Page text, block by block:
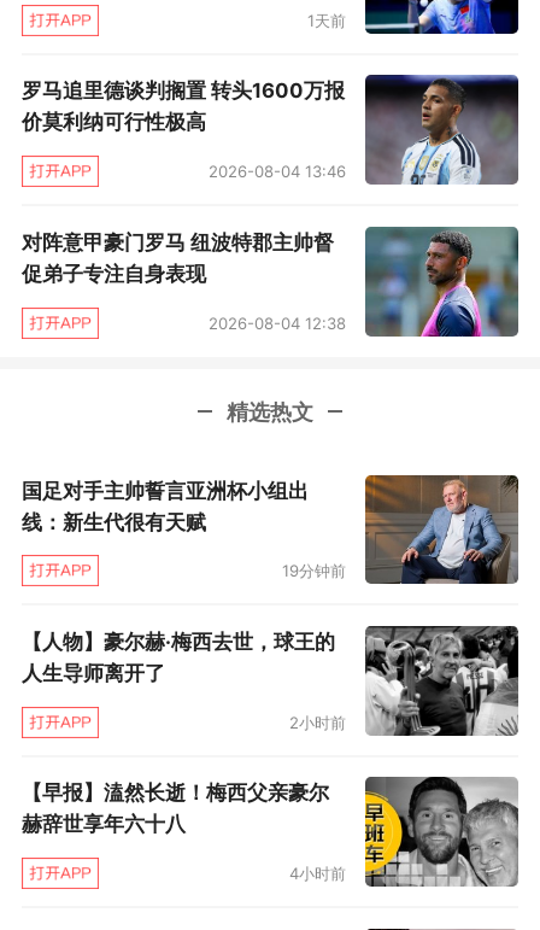
题，这对蓝鹰的影响显然是巨大的。
“梅”球王爆发，不思伊瓜因
轮打进了37球，“梅”球王梅尔滕斯近两场比赛打
球，那不勒斯的火力大爆发着实让人惊讶。如
今那不勒斯以
球成为全意甲进攻能力最强的球
是，萨里同样面临着非洲杯的困扰，特别是中卫
利，球队被都灵打入3球，这让萨里必须考虑他离
去后的防守问题。欧冠抽到皇马，那不勒斯颇为
无奈，如今对那不勒斯而言，是时候考虑到底是
要芝麻还是西瓜了。
AC 米兰免疫非洲杯病毒
近两轮仅拿1分的势头不是太好，好消息是他们并
没有欧战的困扰，受非洲杯的影响也不会太大，
可以一心专注联赛。若能充分将这帮年轻人的血
1天前
罗马追里德谈判搁置 转头1600万报
价莫利纳可行性极高
2026-08-04 13:46
对阵意甲豪门罗马 纽波特郡主帅督
促弟子专注自身表现
2026-08-04 12:38
精选热文
国足对手主帅誓言亚洲杯小组出
线：新生代很有天赋
19分钟前
【人物】豪尔赫·梅西去世，球王的
人生导师离开了
2小时前
【早报】溘然长逝！梅西父亲豪尔
赫辞世享年六十八
4小时前